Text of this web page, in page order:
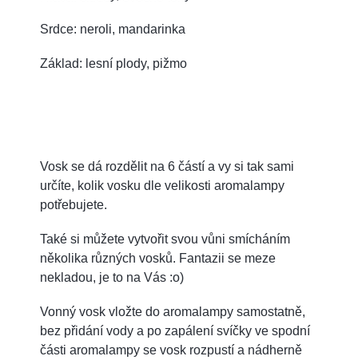
Srdce: neroli, mandarinka
Základ: lesní plody, pižmo
Vosk se dá rozdělit na 6 částí a vy si tak sami
určíte, kolik vosku dle velikosti aromalampy
potřebujete.
Také si můžete vytvořit svou vůni smícháním
několika různých vosků. Fantazii se meze
nekladou, je to na Vás :o)
Vonný vosk vložte do aromalampy samostatně,
bez přidání vody a po zapálení svíčky ve spodní
části aromalampy se vosk rozpustí a nádherně